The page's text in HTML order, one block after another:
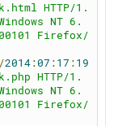
www http h
html site"
HTTP/1.
NT 6.
Firefox/
/2014 : 07 : 17 : 19
HTTP/1.
NT 6.
Firefox/